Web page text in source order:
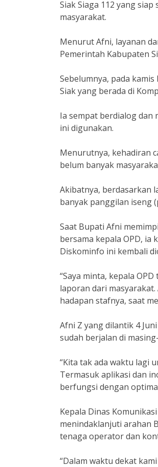
Siak Siaga 112 yang
masyarakat.
Menurut Afni, layanan
Pemerintah Kabupaten
Sebelumnya, pada
Siak yang berada di
Ia sempat berdialog dan
ini digunakan.
Menurutnya, kehadiran
belum banyak
Akibatnya, berdasarkan
banyak panggilan iseng
Saat Bupati Afni
bersama kepala OPD, ia
Diskominfo ini kembali
“Saya minta, kepala
laporan dari
hadapan stafnya, saat
Afni Z yang dilantik 4
sudah berjalan di
“Kita tak ada waktu lagi
Termasuk aplikasi dan
berfungsi dengan
Kepala Dinas
menindaklanjuti arahan
tenaga operator dan
“Dalam waktu dekat